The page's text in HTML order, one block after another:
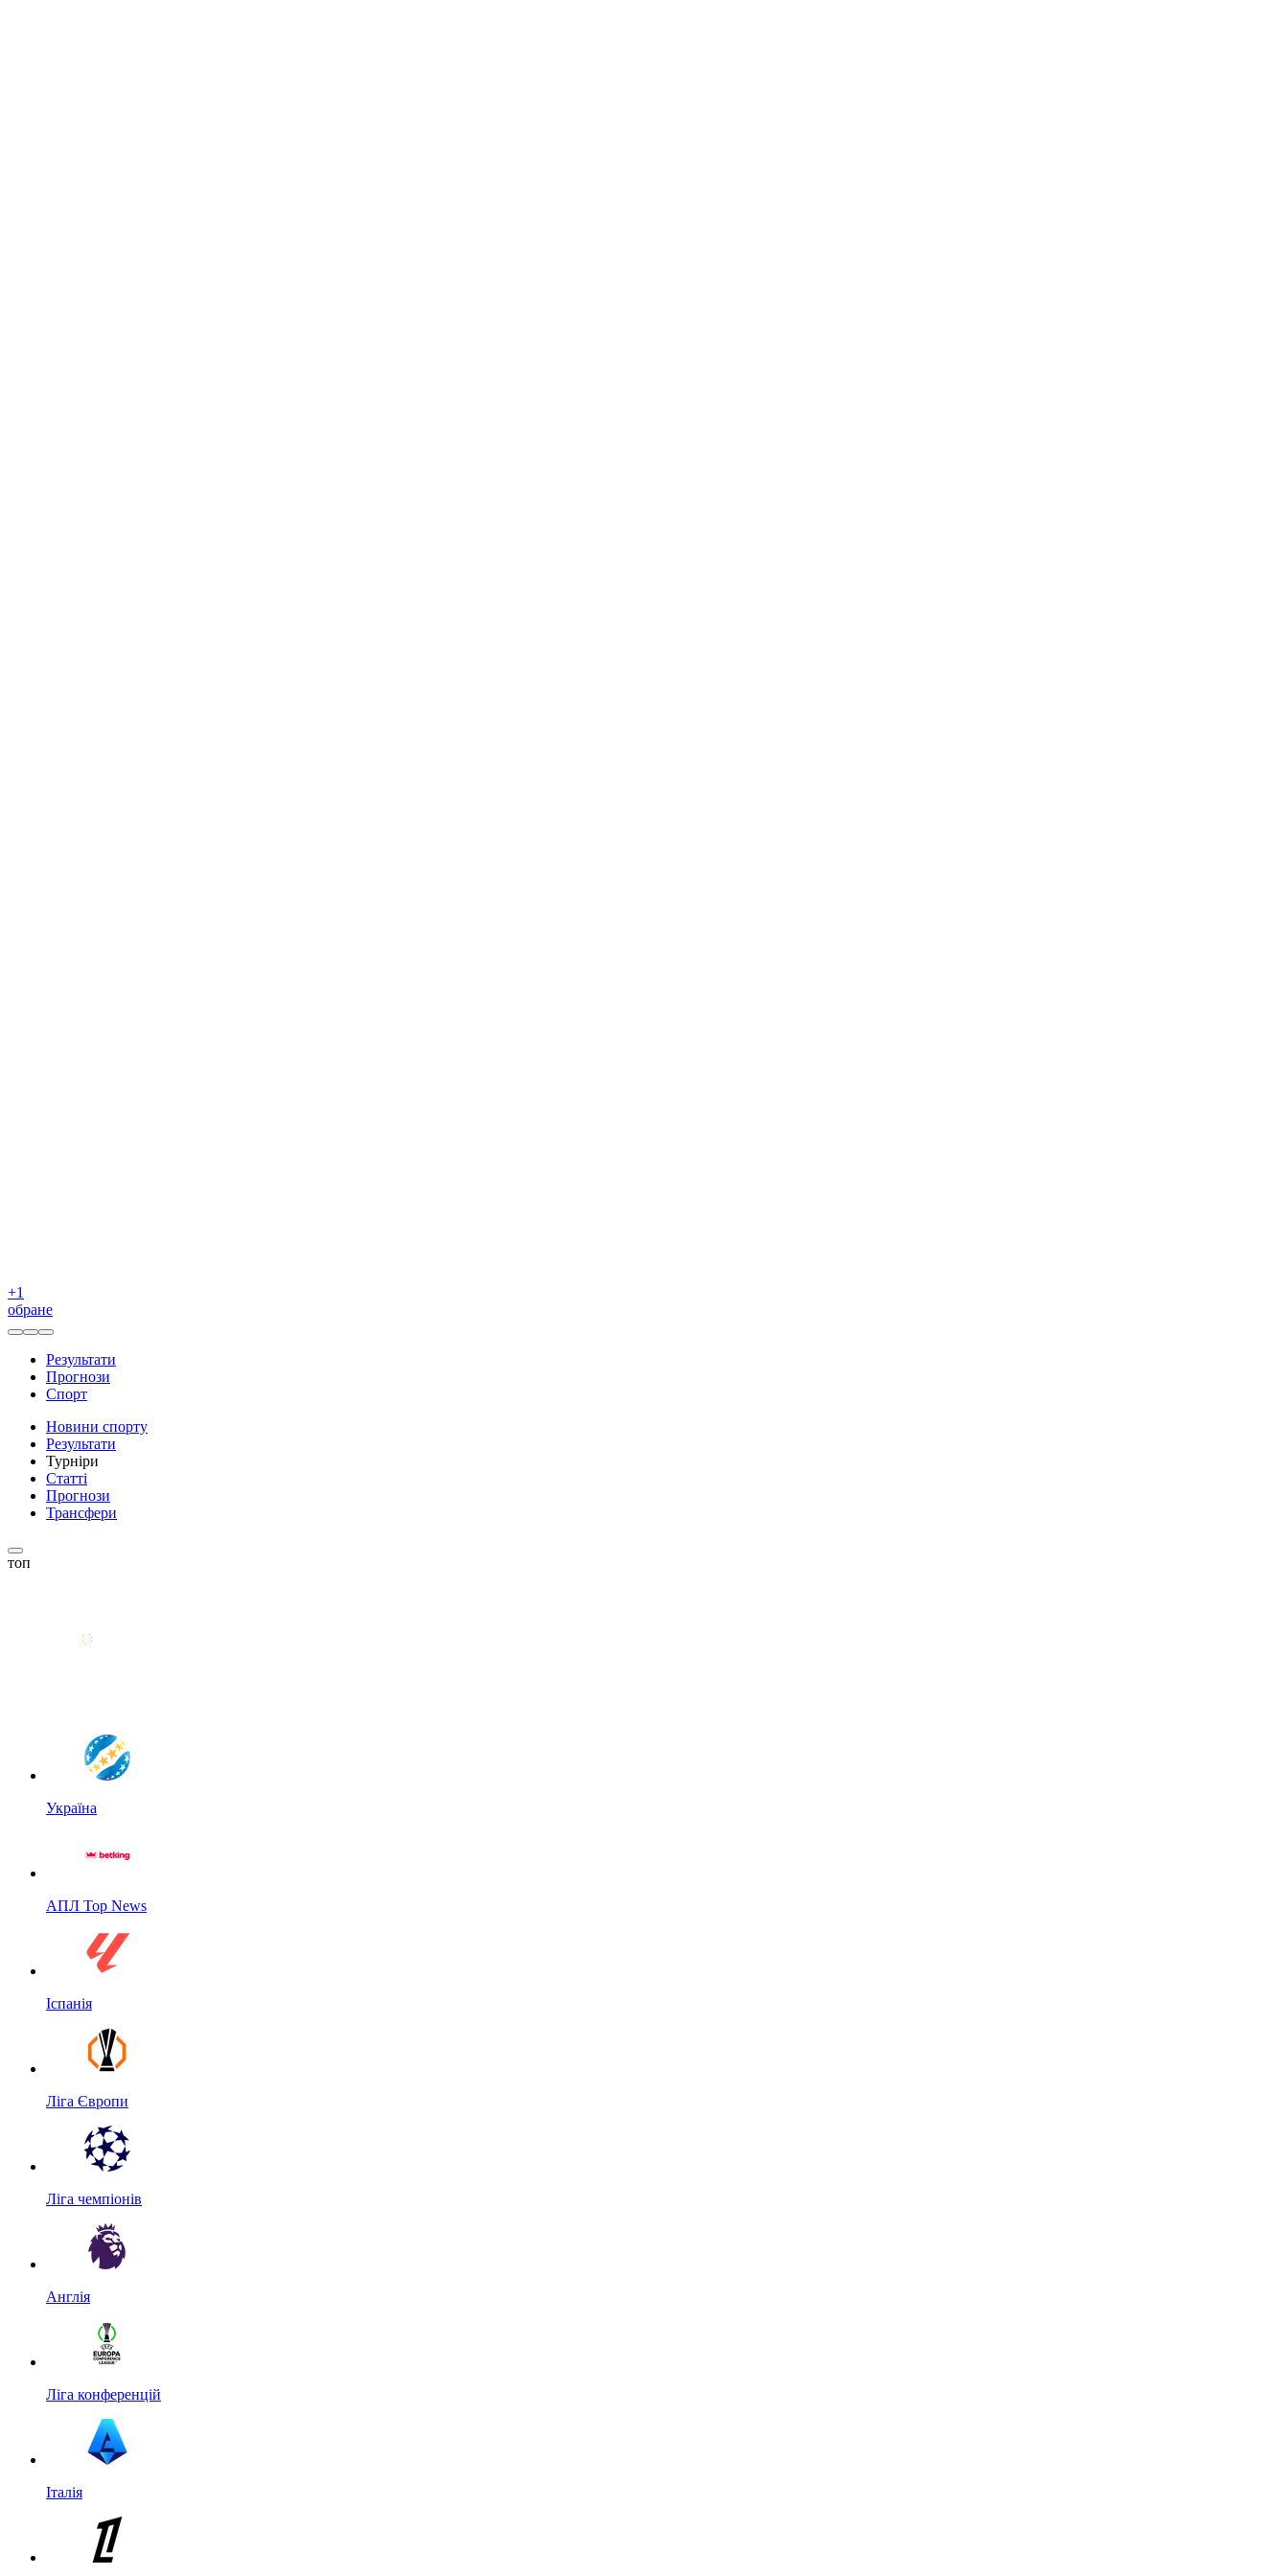
+1
обране
Результати
Прогнози
Спорт
Новини спорту
Результати
Турніри
Статті
Прогнози
Трансфери
топ
Україна
АПЛ Top News
Іспанія
Ліга Європи
Ліга чемпіонів
Англія
Ліга конференцій
Італія